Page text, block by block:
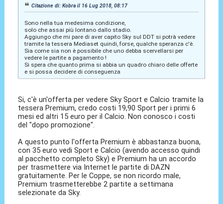
Citazione di: Kobra il 16 Lug 2018, 08:17
Sono nella tua medesima condizione,
solo che assai più lontano dallo stadio.
Aggiungo che mi pare di aver capito Sky sul DDT si potrà vedere
tramite la tessera Mediaset quindi, forse, qualche speranza c'è.
Sia come sia non è possibile che uno debba scervellarsi per
vedere le partite a pagamento !
Si spera che quanto prima si abbia un quadro chiaro delle offerte
e si possa decidere di conseguenza
Si, c'è un'offerta per vedere Sky Sport e Calcio tramite la
tessera Premium, credo costi 19,90 Sport per i primi 6
mesi ed altri 15 euro per il Calcio. Non conosco i costi
del "dopo promozione".
A questo punto l'offerta Premium è abbastanza buona,
con 35 euro vedi Sport e Calcio (avendo accesso quindi
al pacchetto completo Sky) e Premium ha un accordo
per trasmettere via Internet le partite di DAZN
gratuitamente. Per le Coppe, se non ricordo male,
Premium trasmetterebbe 2 partite a settimana
selezionate da Sky.